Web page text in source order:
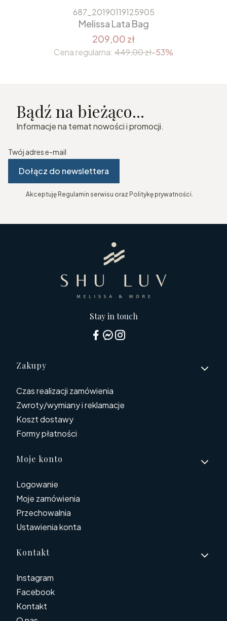
687_20190119125905
Melissa Lata Bag
209,00 zł
Cena regularna: 449,00 zł-53%
Bądź na bieżąco...
Informacje na temat nowości i promocji.
Twój adres e-mail
Dołącz do newslettera
Akceptuję Regulamin serwisu oraz Politykę prywatności.
Stay in touch
Linki w stopce
Zakupy
Czas realizacji zamówienia
Zwroty/wymiany i reklamacje
Koszt dostawy
Formy płatności
Moje konto
Logowanie
Moje zamówienia
Przechowalnia
Ustawienia konta
Kontakt
Instagram
Facebook
Kontakt